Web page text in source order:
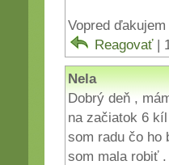
Vopred
Reagovať |
Nela
Dobrý deň ,
na začiatok 6
som radu čo ho
som mala robiť .